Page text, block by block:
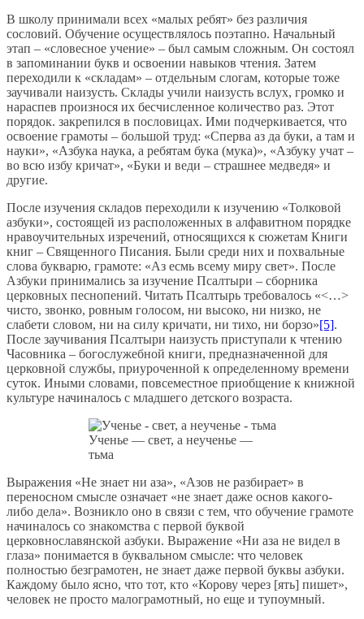
В школу принимали всех «малых ребят» без различия
сословий. Обучение осуществлялось поэтапно. Начальный
этап – «словесное учение» – был самым сложным. Он состоял
в запоминании букв и освоении навыков чтения. Затем
переходили к «складам» – отдельным слогам, которые тоже
заучивали наизусть. Склады учили наизусть вслух, громко и
нараспев произнося их бесчисленное количество раз. Этот
порядок. закрепился в пословицах. Ими подчеркивается, что
освоение грамоты – большой труд: «Сперва аз да буки, а там и
науки», «Азбука наука, а ребятам бука (мука)», «Азбуку учат –
во всю избу кричат», «Буки и веди – страшнее медведя» и
другие.
После изучения складов переходили к изучению «Толковой
азбуки», состоящей из расположенных в алфавитном порядке
нравоучительных изречений, относящихся к сюжетам Книги
книг – Священного Писания. Были среди них и похвальные
слова букварю, грамоте: «Аз есмь всему миру свет». После
Азбуки принимались за изучение Псалтыри – сборника
церковных песнопений. Читать Псалтырь требовалось «<…>
чисто, звонко, ровным голосом, ни высоко, ни низко, не
слабети словом, ни на силу кричати, ни тихо, ни борзо»[5].
После заучивания Псалтыри наизусть приступали к чтению
Часовника – богослужебной книги, предназначенной для
церковной службы, приуроченной к определенному времени
суток. Иными словами, повсеместное приобщение к книжной
культуре начиналось с младшего детского возраста.
Ученье — свет, а неученье —
тьма
Выражения «Не знает ни аза», «Азов не разбирает» в
переносном смысле означает «не знает даже основ какого-
либо дела». Возникло оно в связи с тем, что обучение грамоте
начиналось со знакомства с первой буквой
церковнославянской азбуки. Выражение «Ни аза не видел в
глаза» понимается в буквальном смысле: что человек
полностью безграмотен, не знает даже первой буквы азбуки.
Каждому было ясно, что тот, кто «Корову через [ять] пишет»,
человек не просто малограмотный, но еще и тупоумный.